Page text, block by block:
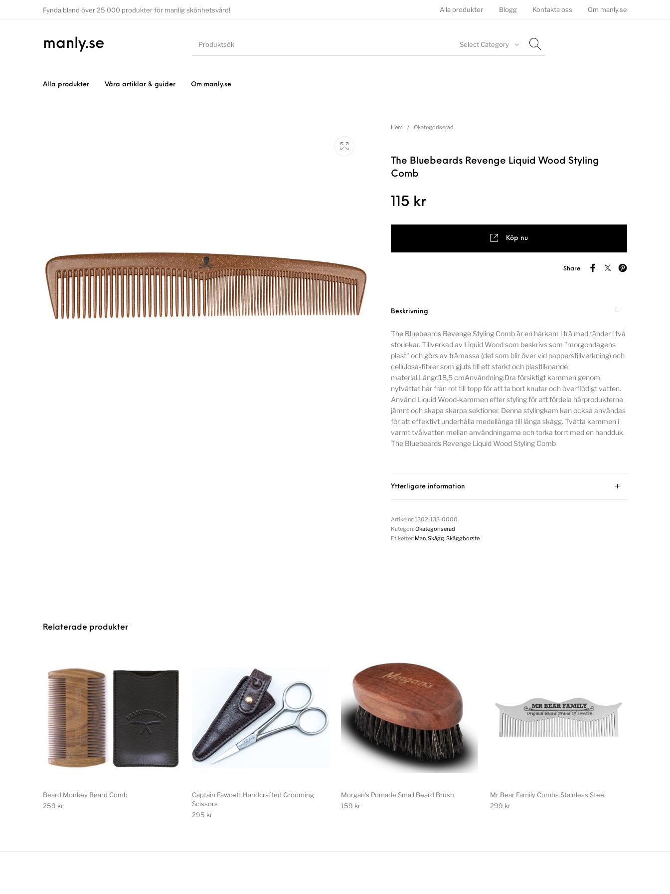
Fynda bland över 25 000 produkter för manlig skönhetsvård! Alla produkter Blogg Kontakta oss Om manly.se
manly.se Select Category
Alla produkter Våra artiklar & guider Om manly.se
Hem / Okategoriserad
The Bluebeards Revenge Liquid Wood Styling
Comb
115 kr
Köp nu
Share
Beskrivning
The Bluebeards Revenge Styling Comb är en hårkam i trä med tänder i två
storlekar. Tillverkad av Liquid Wood som beskrivs som "morgondagens
plast" och görs av trämassa (det som blir över vid papperstillverkning) och
cellulosa-fibrer som gjuts till ett starkt och plastliknande
material.Längd18,5 cmAnvändning:Dra försiktigt kammen genom
nytvättat hår från rot till topp för att ta bort knutar och överflödigt vatten.
Använd Liquid Wood-kammen efter styling för att fördela hårprodukterna
jämnt och skapa skarpa sektioner. Denna stylingkam kan också användas
för att effektivt underhålla medellånga till långa skägg. Tvätta kammen i
varmt tvålvatten mellan användningarna och torka torrt med en handduk.
The Bluebeards Revenge Liquid Wood Styling Comb
Ytterligare information
Artikelnr:1302-133-0000
Kategori:Okategoriserad
Etiketter: Man, Skägg, Skäggborste
Relaterade produkter
Beard Monkey Beard Comb
259 kr
Captain Fawcett Handcrafted Grooming
Scissors
295 kr
Morgan's Pomade Small Beard Brush
159 kr
Mr Bear Family Combs Stainless Steel
299 kr